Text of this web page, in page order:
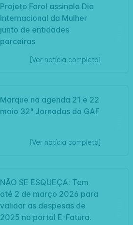
Projeto Farol assinala Dia
Internacional da Mulher
junto de entidades
parceiras
[Ver notícia completa]
Marque na agenda 21 e 22
maio 32ª Jornadas do GAF
[Ver notícia completa]
NÃO SE ESQUEÇA: Tem
até 2 de março 2026 para
validar as despesas de
2025 no portal E-Fatura.